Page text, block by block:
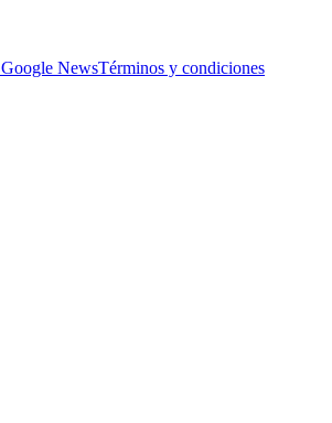
Google NewsTérminos y condiciones